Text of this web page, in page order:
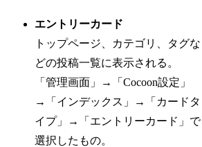
エントリーカード
トップページ、カテゴリ、タグな
どの投稿一覧に表示される。
「管理画面」→「Cocoon設定」
→「インデックス」→「カードタ
イプ」→「エントリーカード」で
選択したもの。